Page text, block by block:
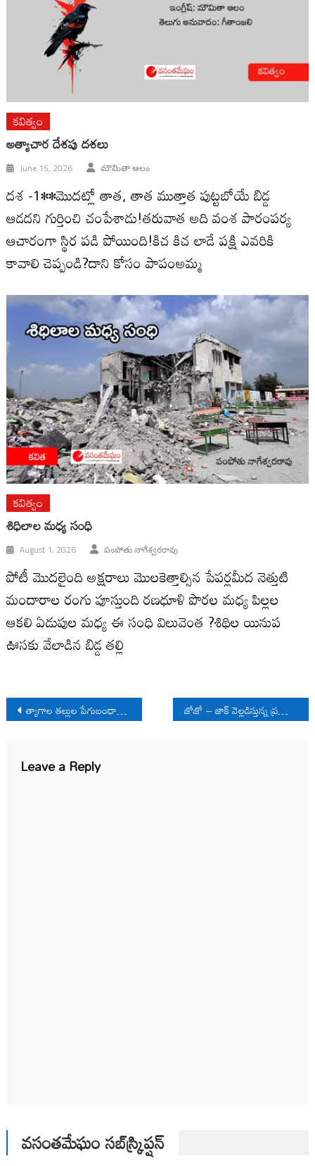
కవిత్వం
అత్యాచార దేశపు దశలు
June 15, 2026 మౌమితా ఆలం
దశ -1••మొదట్లో తాత, తాత ముత్తాత పుట్టబోయే బిడ్డ
ఆడదని గుర్తించి చంపేశాడు!తరువాత అది వంశ పారంపర్య
ఆచారంగా స్థిర పడి పోయింది!కిచ కిచ లాడే పక్షి ఎవరికి
కావాలి చెప్పండి?దాని కోసం పాపంఅమ్మ
కవిత్వం
శిధిలాల మధ్య సంధి
August 1, 2026 పంపోతు నాగేశ్వరరావు
పోటీ మొదలైంది అక్షరాలు మొలకెత్తాల్సిన పేపర్లమీద నెత్తుటి
మందారాల రంగు పూస్తుంది రణధూళి పొరల మధ్య పిల్లల
ఆకలి ఏడుపుల మధ్య ఈ సంధి విలువెంత ?శిథిల యినుప
ఊసకు వేలాడిన బిడ్డ తల్లి
Post
navigation
త్యాగాల తల్లుల పేగుబంధాలు.. వియ్యుక్క కథలు జోజో – జాక్ వెల్లడిస్తున్న ప్రపంచ స్త్రీ-పురుష సంబంధాలు!
Leave a Reply
వసంతమేఘం సబ్‌స్క్రిప్షన్